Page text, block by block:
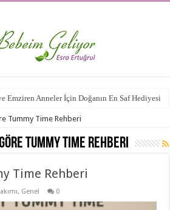
Emziren Anneler İçin Doğanın En Saf Hediyesi
Tummy Time Rehberi
Tummy Time Rehberi
Time Rehberi
, Genel 0